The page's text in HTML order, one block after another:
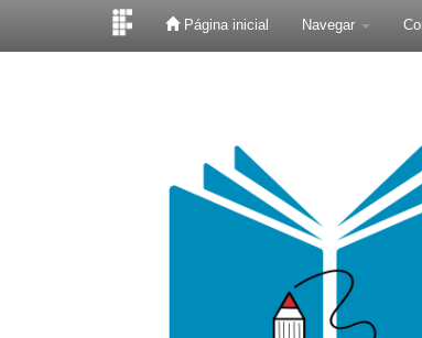
Página inicial Navegar